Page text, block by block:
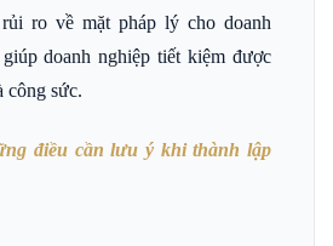
ro về mặt pháp lý cho doanh
doanh nghiệp tiết kiệm được
công sức.
điều cần lưu ý khi thành lập